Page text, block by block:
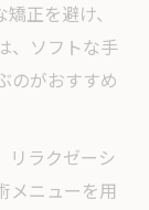
正を避け、
、ソフトな手
のがおすすめ
リラクゼーシ
メニューを用